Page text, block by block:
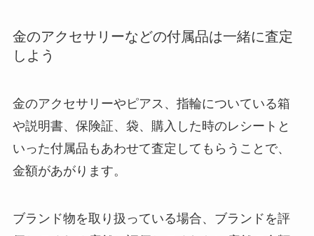
金のアクセサリーなどの付属品は一緒に査定
しよう
金のアクセサリーやピアス、指輪についている箱
や説明書、保険証、袋、購入した時のレシートと
いった付属品もあわせて査定してもらうことで、
金額があがります。
ブランド物を取り扱っている場合、ブランドを評